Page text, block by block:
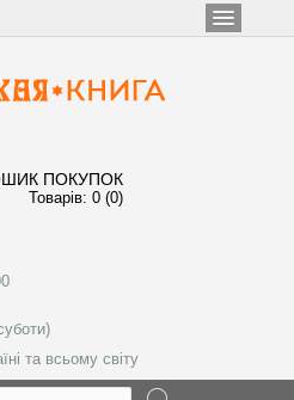
ПОКУПОК
Товарів: 0 (0)
та всьому світу